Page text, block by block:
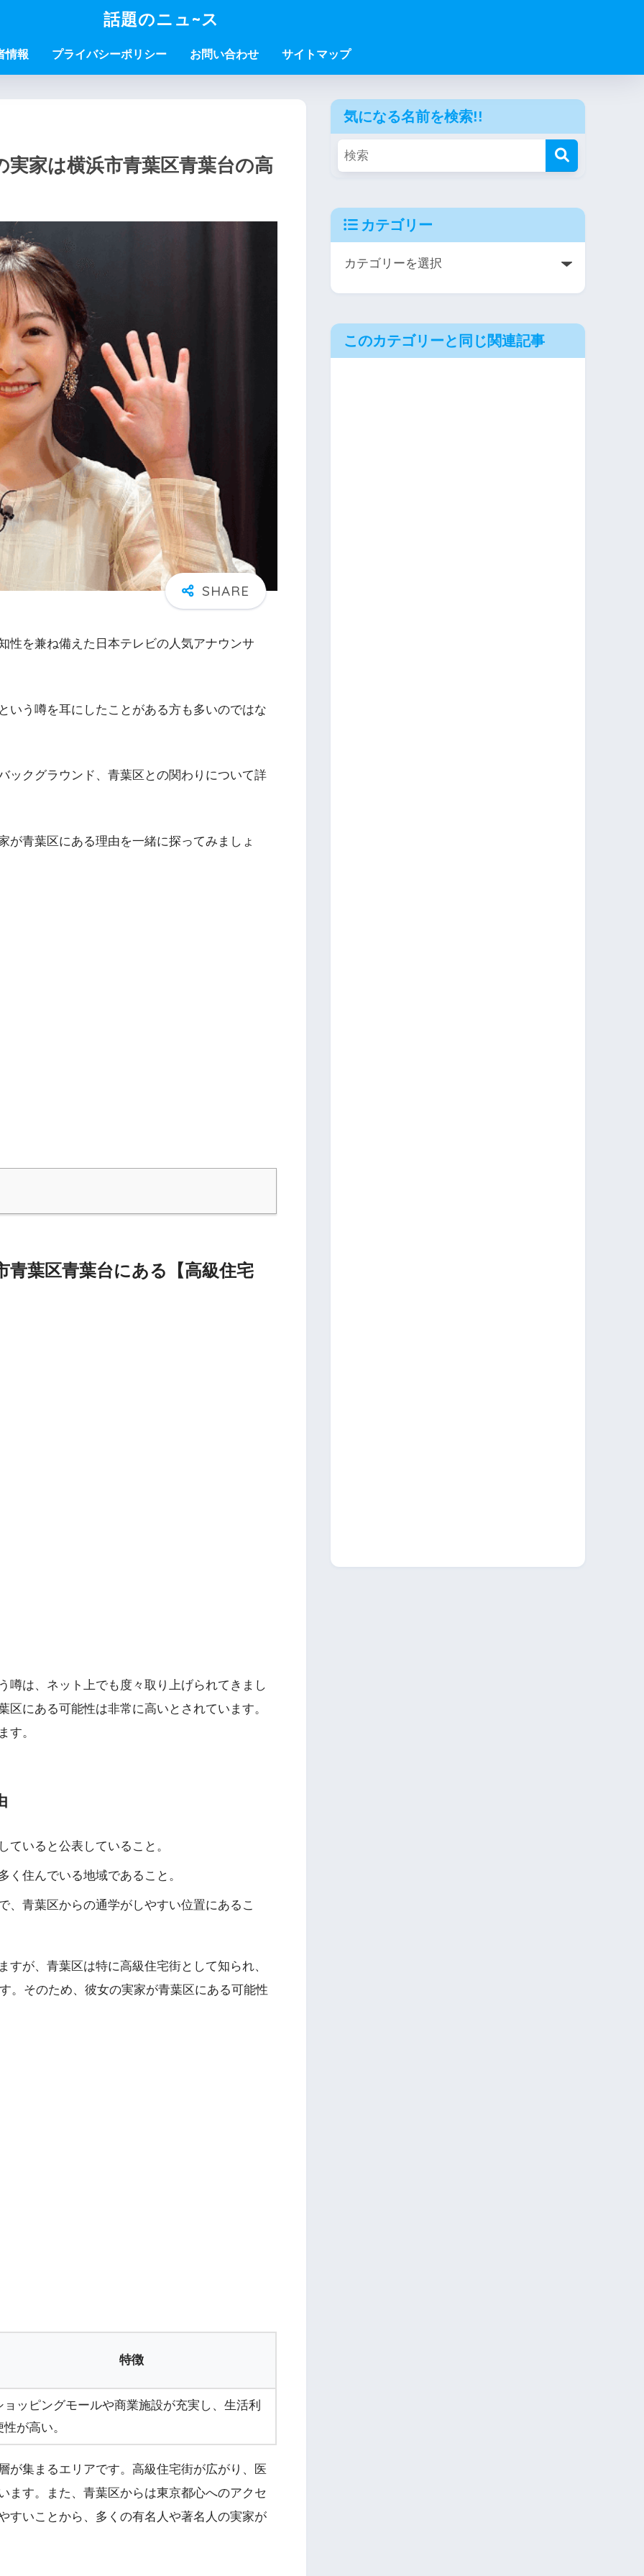
話題のニュ~ス
情報 プライバシーポリシー お問い合わせ サイトマップ
実家は横浜市青葉区青葉台の高
性を兼ね備えた日本テレビの人気アナウンサ
いう噂を耳にしたことがある方も多いのではな
ックグラウンド、青葉区との関わりについて詳
が青葉区にある理由を一緒に探ってみましょ
青葉区青葉台にある【高級住宅
噂は、ネット上でも度々取り上げられてきまし
にある可能性は非常に高いとされています。
す。
ていると公表していること。
住んでいる地域であること。
、青葉区からの通学がしやすい位置にあるこ
が、青葉区は特に高級住宅街として知られ、
。そのため、彼女の実家が青葉区にある可能性
特徴
ョッピングモールや商業施設が充実し、生活利
性が高い。
が集まるエリアです。高級住宅街が広がり、医
ます。また、青葉区からは東京都心へのアクセ
すいことから、多くの有名人や著名人の実家が
気になる名前を検索!!
カテゴリー
このカテゴリーと同じ関連記事